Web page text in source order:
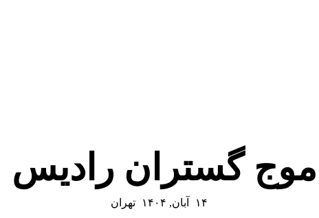
موج گستران رادیس
۱۴ آبان, ۱۴۰۴ تهران